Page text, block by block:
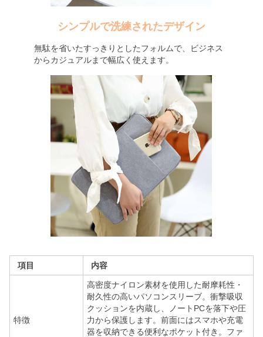
シンプルで洗練されたデザイン
無駄を省いたすっきりとしたフォルムで、ビジネス
からカジュアルまで幅広く使えます。
項目 内容
特徴
高密度ナイロン素材を使用した耐摩耗性・
耐久性の高いパソコンスリーブ。衝撃吸収
クッションを内蔵し、ノートPCを落下や圧
力から保護します。前面にはスマホや充電
器を収納できる便利なポケット付き。ファ